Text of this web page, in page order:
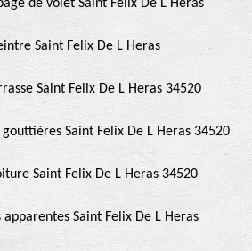
de volet Saint Felix De L Heras
Saint Felix De L Heras
Saint Felix De L Heras 34520
Saint Felix De L Heras 34520
Saint Felix De L Heras 34520
Saint Felix De L Heras